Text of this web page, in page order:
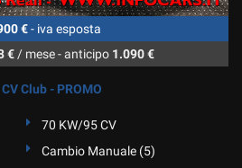
€- iva esposta
€/ mese-anticipo 1.090 €
Club - PROMO
70 KW/95 CV
Cambio Manuale (5)